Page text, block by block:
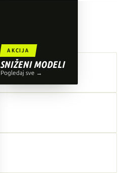
AKCIJA
SNIŽENI MODELI
Pogledaj sve →